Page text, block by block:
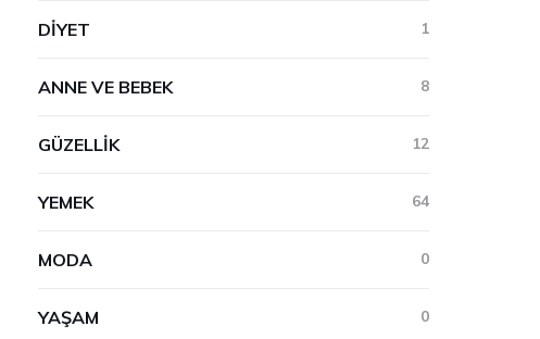
DIYET 1
ANNE VE BEBEK 8
GÜZELLIK 12
YEMEK 64
MODA 0
YAŞAM 0